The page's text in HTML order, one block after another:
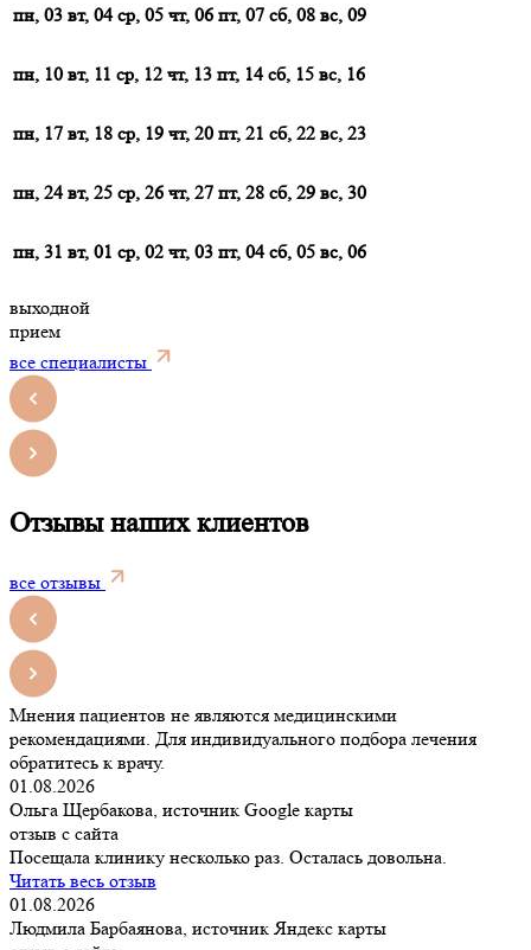
пн, 03 вт, 04 ср, 05 чт, 06 пт, 07 сб, 08 вс, 09
пн, 10 вт, 11 ср, 12 чт, 13 пт, 14 сб, 15 вс, 16
пн, 17 вт, 18 ср, 19 чт, 20 пт, 21 сб, 22 вс, 23
пн, 24 вт, 25 ср, 26 чт, 27 пт, 28 сб, 29 вс, 30
пн, 31 вт, 01 ср, 02 чт, 03 пт, 04 сб, 05 вс, 06
выходной
прием
все специалисты
Отзывы наших клиентов
все отзывы
Мнения пациентов не являются медицинскими
рекомендациями. Для индивидуального подбора лечения
обратитесь к врачу.
01.08.2026
Ольга Щербакова, источник Google карты
отзыв с сайта
Посещала клинику несколько раз. Осталась довольна.
Читать весь отзыв
01.08.2026
Людмила Барбаянова, источник Яндекс карты